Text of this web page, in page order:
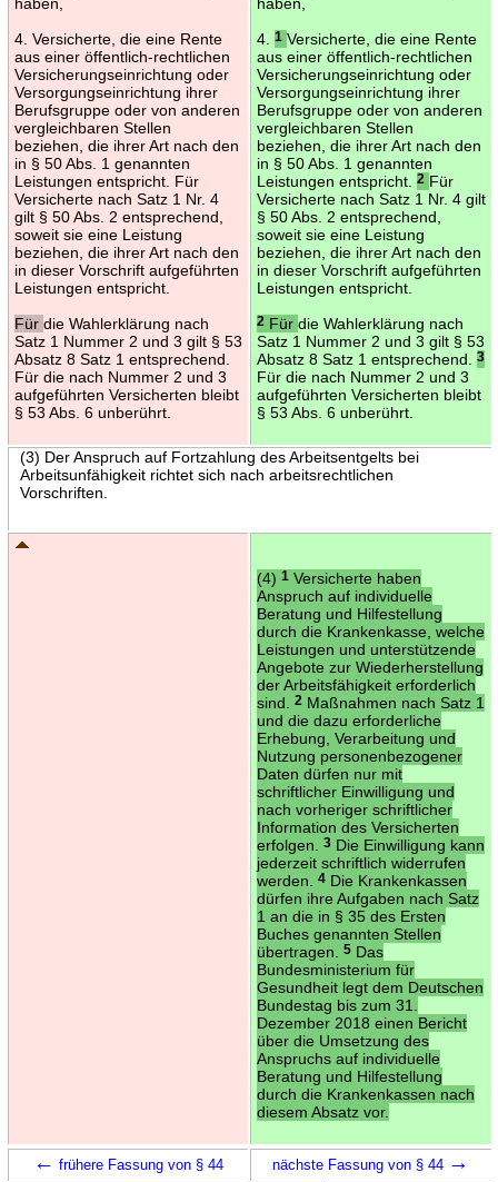
4. Versicherte, die eine Rente
aus einer öffentlich-rechtlichen
Versicherungseinrichtung oder
Versorgungseinrichtung ihrer
Berufsgruppe oder von anderen
vergleichbaren Stellen
beziehen, die ihrer Art nach den
in § 50 Abs. 1 genannten
Leistungen entspricht. Für
Versicherte nach Satz 1 Nr. 4
gilt § 50 Abs. 2 entsprechend,
soweit sie eine Leistung
beziehen, die ihrer Art nach den
in dieser Vorschrift aufgeführten
Leistungen entspricht.
Für die Wahlerklärung nach
Satz 1 Nummer 2 und 3 gilt § 53
Absatz 8 Satz 1 entsprechend.
Für die nach Nummer 2 und 3
aufgeführten Versicherten bleibt
§ 53 Abs. 6 unberührt.
4.
1 Versicherte, die eine Rente
aus einer öffentlich-rechtlichen
Versicherungseinrichtung oder
Versorgungseinrichtung ihrer
Berufsgruppe oder von anderen
vergleichbaren Stellen
beziehen, die ihrer Art nach den
in § 50 Abs. 1 genannten
Leistungen entspricht.
2 Für
Versicherte nach Satz 1 Nr. 4 gilt
§ 50 Abs. 2 entsprechend,
soweit sie eine Leistung
beziehen, die ihrer Art nach den
in dieser Vorschrift aufgeführten
Leistungen entspricht.
2Für die Wahlerklärung nach
Satz 1 Nummer 2 und 3 gilt § 53
Absatz 8 Satz 1 entsprechend.
3
Für die nach Nummer 2 und 3
aufgeführten Versicherten bleibt
§ 53 Abs. 6 unberührt.
(3) Der Anspruch auf Fortzahlung des Arbeitsentgelts bei
Arbeitsunfähigkeit richtet sich nach arbeitsrechtlichen
Vorschriften.
(4) 1Versicherte haben
Anspruch auf individuelle
Beratung und Hilfestellung
durch die Krankenkasse, welche
Leistungen und unterstützende
Angebote zur Wiederherstellung
der Arbeitsfähigkeit erforderlich
sind.
2Maßnahmen nach Satz 1
und die dazu erforderliche
Erhebung, Verarbeitung und
Nutzung personenbezogener
Daten dürfen nur mit
schriftlicher Einwilligung und
nach vorheriger schriftlicher
Information des Versicherten
erfolgen.
3Die Einwilligung kann
jederzeit schriftlich widerrufen
werden.
4Die Krankenkassen
dürfen ihre Aufgaben nach Satz
1 an die in § 35 des Ersten
Buches genannten Stellen
übertragen.
5Das
Bundesministerium für
Gesundheit legt dem Deutschen
Bundestag bis zum 31.
Dezember 2018 einen Bericht
über die Umsetzung des
Anspruchs auf individuelle
Beratung und Hilfestellung
durch die Krankenkassen nach
diesem Absatz vor.
← frühere Fassung von § 44 nächste Fassung von § 44 →